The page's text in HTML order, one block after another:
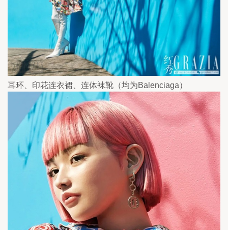
耳环、印花连衣裙、连体袜靴（均为Balenciaga）